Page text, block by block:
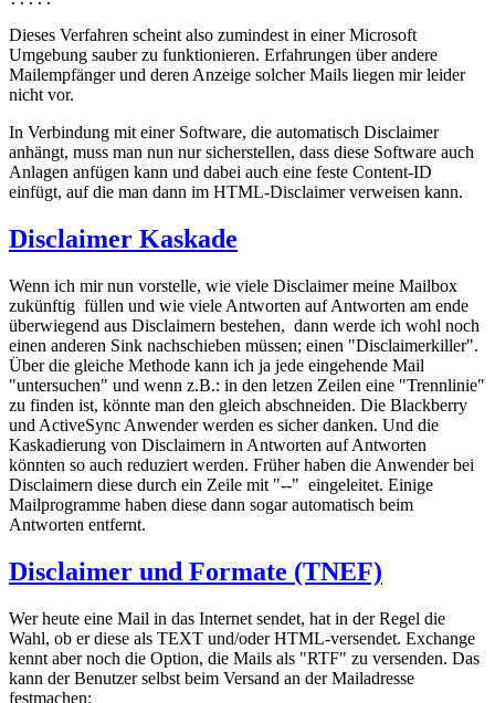
Dieses Verfahren scheint also zumindest in einer Microsoft
Umgebung sauber zu funktionieren. Erfahrungen über andere
Mailempfänger und deren Anzeige solcher Mails liegen mir leider
nicht vor.
In Verbindung mit einer Software, die automatisch Disclaimer
anhängt, muss man nun nur sicherstellen, dass diese Software auch
Anlagen anfügen kann und dabei auch eine feste Content-ID
einfügt, auf die man dann im HTML-Disclaimer verweisen kann.
Disclaimer Kaskade
Wenn ich mir nun vorstelle, wie viele Disclaimer meine Mailbox
zukünftig füllen und wie viele Antworten auf Antworten am ende
überwiegend aus Disclaimern bestehen, dann werde ich wohl noch
einen anderen Sink nachschieben müssen; einen "Disclaimerkiller".
Über die gleiche Methode kann ich ja jede eingehende Mail
"untersuchen" und wenn z.B.: in den letzen Zeilen eine "Trennlinie"
zu finden ist, könnte man den gleich abschneiden. Die Blackberry
und ActiveSync Anwender werden es sicher danken. Und die
Kaskadierung von Disclaimern in Antworten auf Antworten
könnten so auch reduziert werden. Früher haben die Anwender bei
Disclaimern diese durch ein Zeile mit "--" eingeleitet. Einige
Mailprogramme haben diese dann sogar automatisch beim
Antworten entfernt.
Disclaimer und Formate (TNEF)
Wer heute eine Mail in das Internet sendet, hat in der Regel die
Wahl, ob er diese als TEXT und/oder HTML-versendet. Exchange
kennt aber noch die Option, die Mails als "RTF" zu versenden. Das
kann der Benutzer selbst beim Versand an der Mailadresse
festmachen: